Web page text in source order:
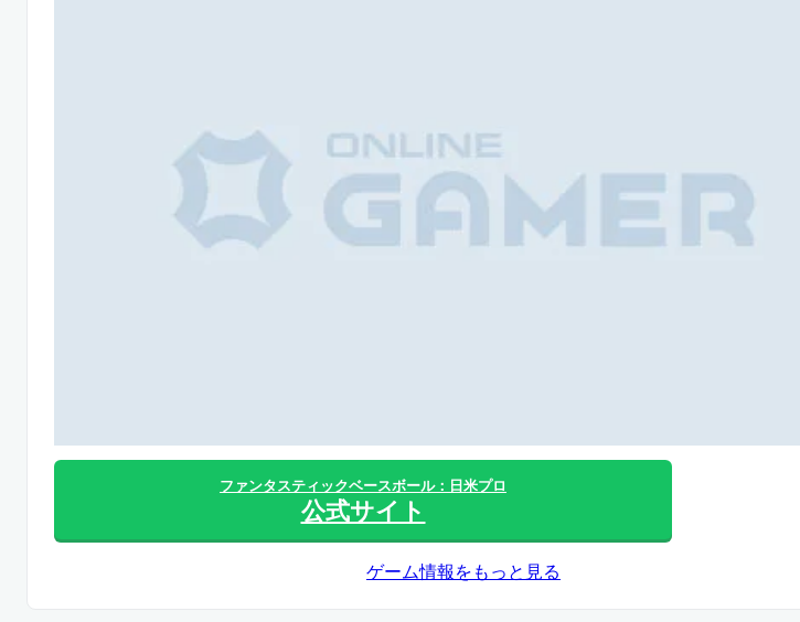
ファンタスティックベースボール：日米プロ
公式サイト
ゲーム情報をもっと見る